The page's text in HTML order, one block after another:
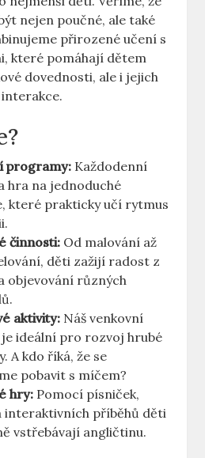
nejen poučné, ale také
přirozené učení s
které pomáhají dětem
dovednosti, ale i jejich
programy: Každodenní
hra na jednoduché
které prakticky učí rytmus
činnosti: Od malování až
děti zažijí radost z
objevování různých
aktivity: Náš venkovní
ideální pro rozvoj hrubé
A kdo říká, že se
pobavit s míčem?
hry: Pomocí písniček,
interaktivních příběhů děti
vstřebávají angličtinu.